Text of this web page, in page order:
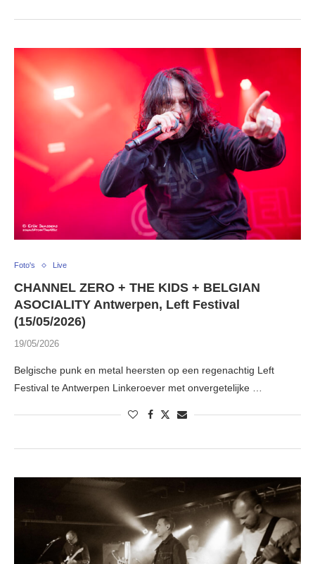
Foto's Live
CHANNEL ZERO + THE KIDS + BELGIAN
ASOCIALITY Antwerpen, Left Festival
(15/05/2026)
19/05/2026
Belgische punk en metal heersten op een regenachtig Left
Festival te Antwerpen Linkeroever met onvergetelijke …